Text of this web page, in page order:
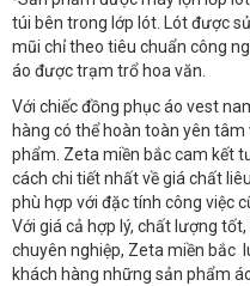
túi bên trong lớp lót. Lót được
mũi chỉ theo tiêu chuẩn công
áo được trạm trổ hoa văn.
Với chiếc đồng phục áo vest
hàng có thể hoàn toàn yên
phẩm. Zeta miền bắc cam kết
cách chi tiết nhất về giá chất
phù hợp với đặc tính công việc
Với giá cả hợp lý, chất lượng
chuyên nghiệp, Zeta miền bắc
khách hàng những sản phẩm